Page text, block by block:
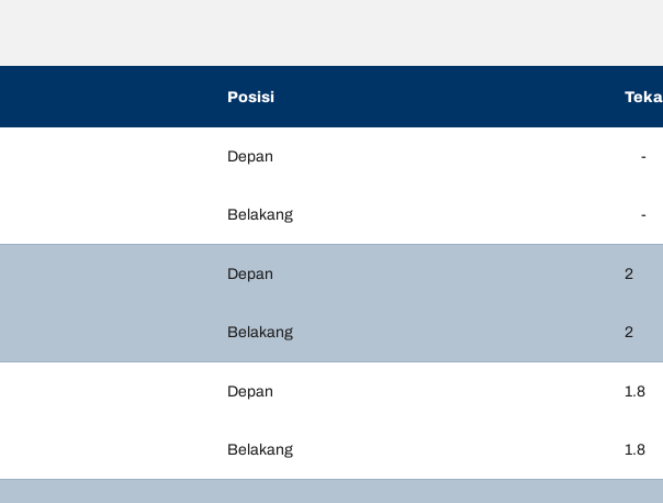
Posisi
Depan -
Belakang -
Depan 2
Belakang 2
Depan 1.8
Belakang 1.8